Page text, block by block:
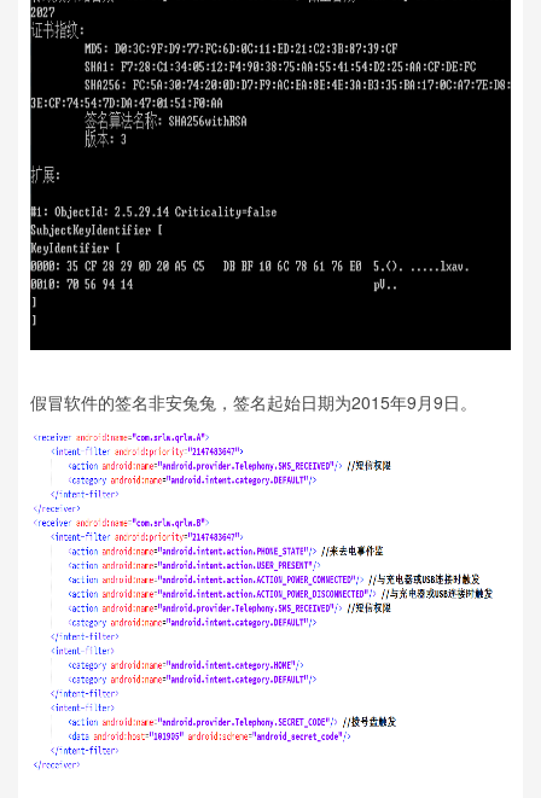
假冒软件的签名非安兔兔，签名起始日期为2015年9月9日。